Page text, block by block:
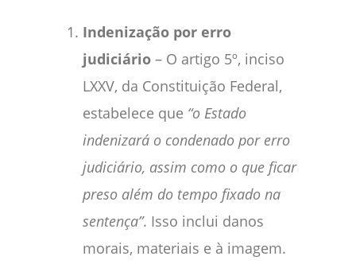
Indenização por erro
judiciário – O artigo 5º, inciso
LXXV, da Constituição Federal,
estabelece que “o Estado
indenizará o condenado por erro
judiciário, assim como o que ficar
preso além do tempo fixado na
sentença”. Isso inclui danos
morais, materiais e à imagem.